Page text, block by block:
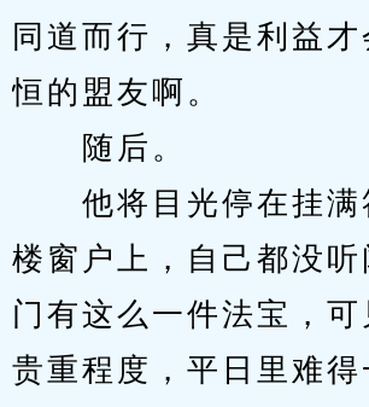
同道而行，真是利益才
恒的盟友啊。
随后。
他将目光停在挂满
楼窗户上，自己都没听
门有这么一件法宝，可
贵重程度，平日里难得